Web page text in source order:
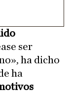
ser
ha dicho
ha